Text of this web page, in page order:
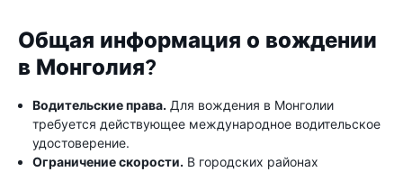
Общая информация о вождении
в Монголия?
Водительские права. Для вождения в Монголии
требуется действующее международное водительское
удостоверение.
Ограничение скорости. В городских районах